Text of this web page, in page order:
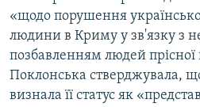
«щодо порушення
людини в Криму у зв'язку з
позбавленням людей прісної
Поклонська стверджувала,
визнала її статус як